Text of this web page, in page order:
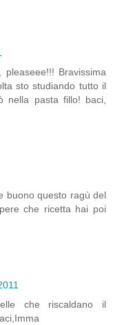
Bravissima
sto studiando tutto il
nella pasta fillo! baci,
buono questo ragù del
che ricetta hai poi
che riscaldano il